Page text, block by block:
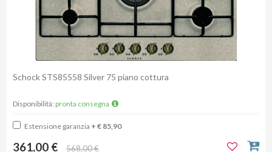
Schock STS85558 Silver 75 piano cottura
Disponibilità: pronta consegna
Estensione garanzia + € 85,90
361,00 € 568,00 €